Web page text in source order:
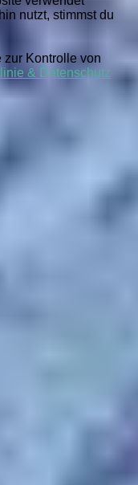
nutzt, stimmst du
Kontrolle von
& Datenschutz